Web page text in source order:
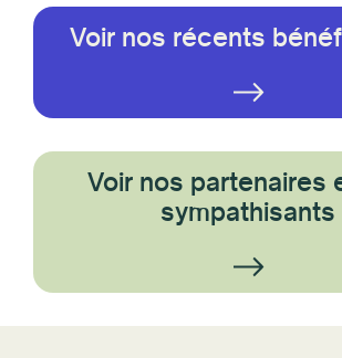
Voir nos récents
Voir nos partenaires
sympathisants